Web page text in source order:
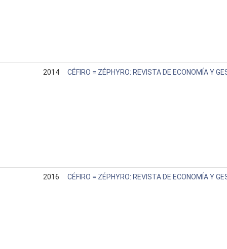
2014 CÉFIRO = ZÉPHYRO: REVISTA DE ECONOMÍA Y
2016 CÉFIRO = ZÉPHYRO: REVISTA DE ECONOMÍA Y